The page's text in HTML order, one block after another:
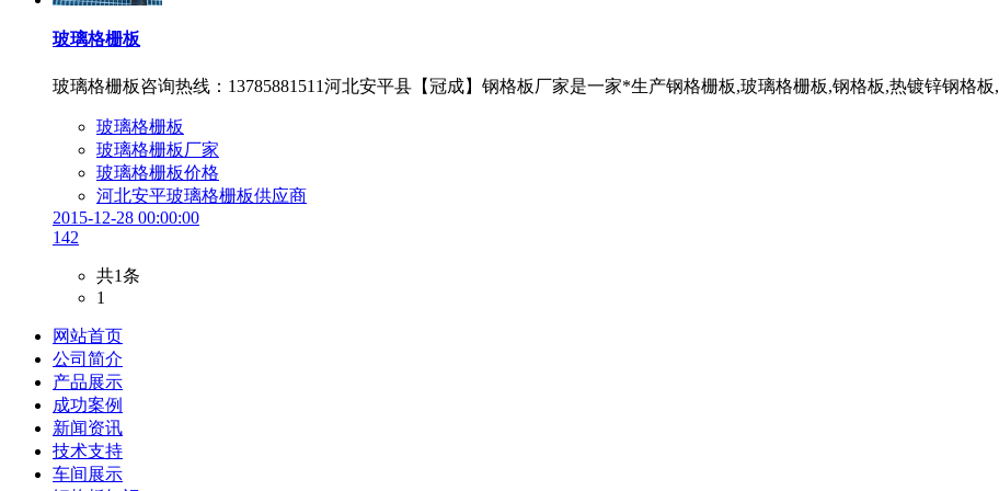
玻璃格栅板
玻璃格栅板咨询热线：13785881511河北安平县【冠成】钢格板厂家是一家*生产钢格栅板,玻璃格栅板,钢格板,热镀锌钢格
玻璃格栅板
玻璃格栅板厂家
玻璃格栅板价格
河北安平玻璃格栅板供应商
2015-12-28 00:00:00
142
共1条
1
网站首页
公司简介
产品展示
成功案例
新闻资讯
技术支持
车间展示